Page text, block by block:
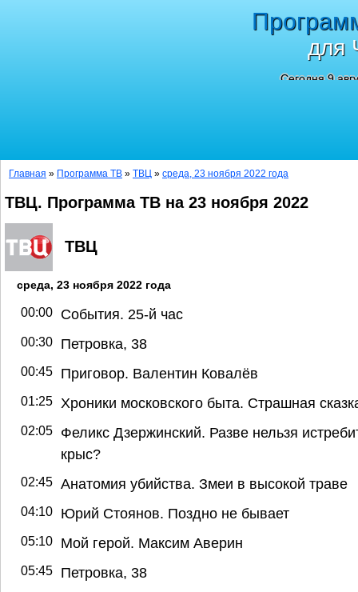
для
Сегодня 9
Главная » Программа ТВ » ТВЦ » среда, 23 ноября 2022 года
ТВЦ. Программа ТВ на 23 ноября 2022
ТВЦ
среда, 23 ноября 2022 года
00:00 События. 25-й час
00:30 Петровка, 38
00:45 Приговор. Валентин Ковалёв
01:25 Хроники московского быта. Страшная
02:05
Феликс Дзержинский. Разве нельзя
крыс?
02:45 Анатомия убийства. Змеи в высокой траве
04:10 Юрий Стоянов. Поздно не бывает
05:10 Мой герой. Максим Аверин
05:45 Петровка, 38